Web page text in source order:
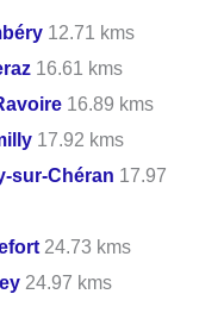
12.71 kms
16.61 kms
16.89 kms
17.92 kms
sur-Chéran 17.97
24.73 kms
24.97 kms